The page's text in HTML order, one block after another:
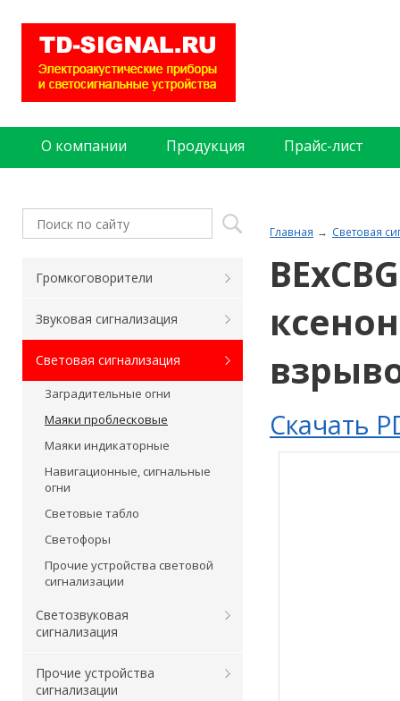
О компании Продукция Прайс-лист
Главная Световая
Скачать
Громкоговорители
Звуковая сигнализация
Световая сигнализация
Заградительные огни
Маяки проблесковые
Маяки индикаторные
Навигационные, сигнальные
огни
Световые табло
Светофоры
Прочие устройства световой
сигнализации
Светозвуковая
сигнализация
Прочие устройства
сигнализации